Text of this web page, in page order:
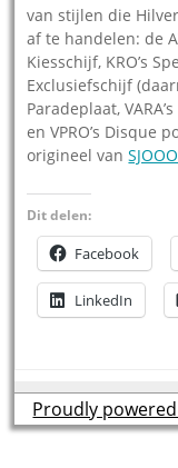
van stijlen die
af te handelen: de
Kiesschijf, KRO’s
Exclusiefschijf
Paradeplaat,
en VPRO’s Disque
origineel van
Dit delen:
Facebook
LinkedIn
Proudly